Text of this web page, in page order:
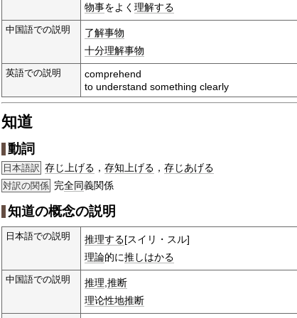
物事をよく 理解する
中国語での説明 了解事物
十分理解事物
英語での説明
comprehend
to understand something clearly
知道
動詞
日本語訳 存じ上げる ， 存知上げる ， 存じあげる
対訳の関係 完全同義関係
知道の概念の説明
日本語での説明 推理する[スイリ・スル]
理論的に推しはかる
中国語での説明 推理 推断
理论性地推断